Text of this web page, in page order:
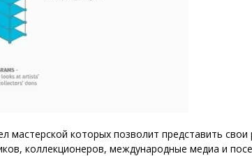
мастерской которых позволит представить
коллекционеров, международные медиа и